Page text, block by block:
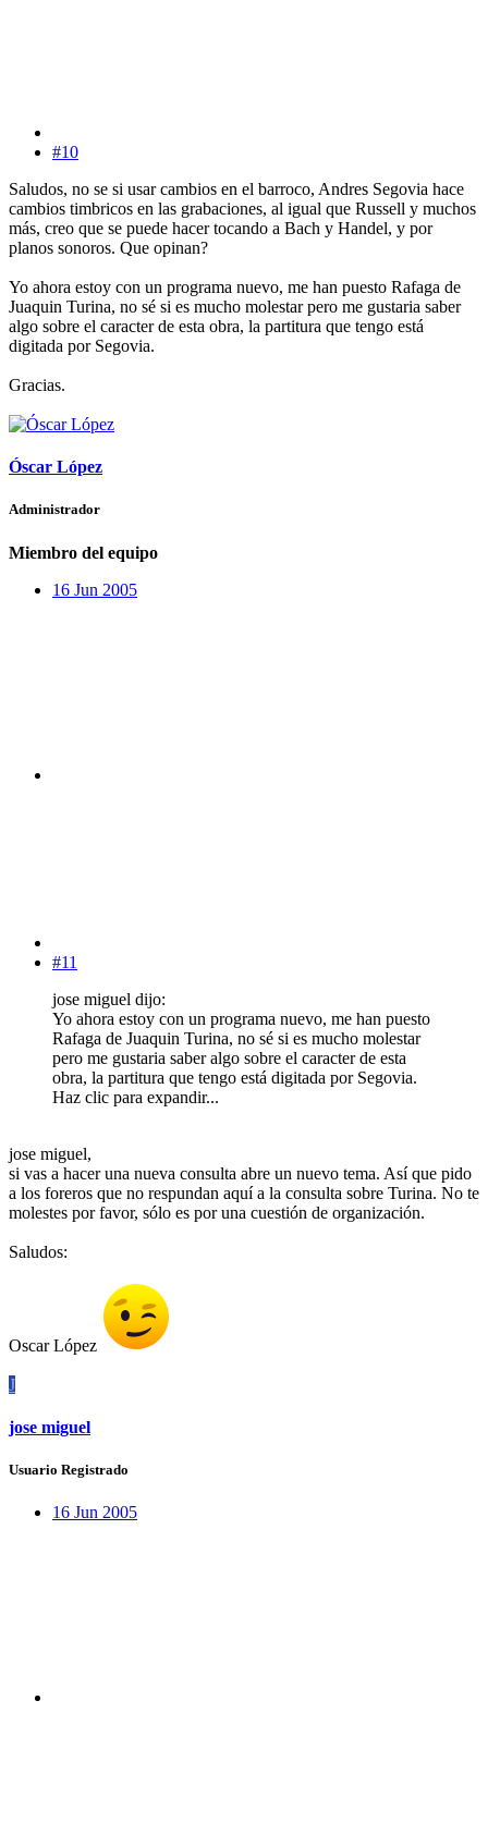
#10
Saludos, no se si usar cambios en el barroco, Andres Segovia hace
cambios timbricos en las grabaciones, al igual que Russell y muchos
más, creo que se puede hacer tocando a Bach y Handel, y por
planos sonoros. Que opinan?
Yo ahora estoy con un programa nuevo, me han puesto Rafaga de
Juaquin Turina, no sé si es mucho molestar pero me gustaria saber
algo sobre el caracter de esta obra, la partitura que tengo está
digitada por Segovia.
Gracias.
Óscar López
Administrador
Miembro del equipo
16 Jun 2005
#11
jose miguel dijo:
Yo ahora estoy con un programa nuevo, me han puesto
Rafaga de Juaquin Turina, no sé si es mucho molestar
pero me gustaria saber algo sobre el caracter de esta
obra, la partitura que tengo está digitada por Segovia.
Haz clic para expandir...
jose miguel,
si vas a hacer una nueva consulta abre un nuevo tema. Así que pido
a los foreros que no respundan aquí a la consulta sobre Turina. No te
molestes por favor, sólo es por una cuestión de organización.
Saludos:
Oscar López
J
jose miguel
Usuario Registrado
16 Jun 2005